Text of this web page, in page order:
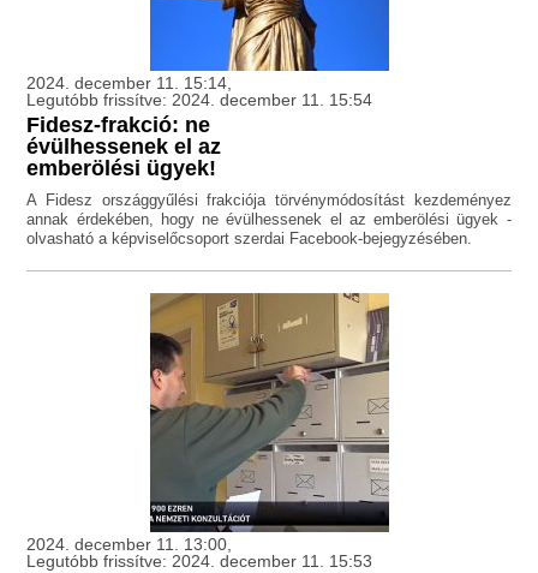
2024. december 11. 15:14,
Legutóbb frissítve: 2024. december 11. 15:54
Fidesz-frakció: ne
évülhessenek el az
emberölési ügyek!
A Fidesz országgyűlési frakciója törvénymódosítást kezdeményez
annak érdekében, hogy ne évülhessenek el az emberölési ügyek -
olvasható a képviselőcsoport szerdai Facebook-bejegyzésében.
2024. december 11. 13:00,
Legutóbb frissítve: 2024. december 11. 15:53